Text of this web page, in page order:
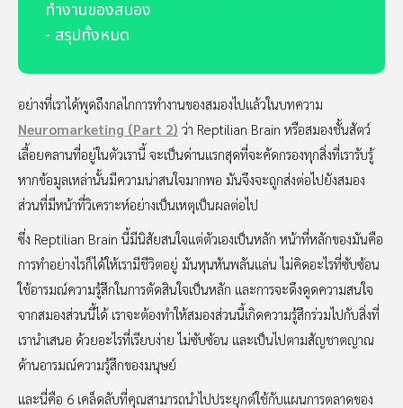
ทำงานของสมอง
- สรุปทั้งหมด
อย่างที่เราได้พูดถึงกลไกการทำงานของสมองไปแล้วในบทความ
Neuromarketing (Part 2) ว่า Reptilian Brain หรือสมองชั้นสัตว์
เลื้อยคลานที่อยู่ในตัวเรานี้ จะเป็นด่านแรกสุดที่จะคัดกรองทุกสิ่งที่เรารับรู้
หากข้อมูลเหล่านั้นมีความน่าสนใจมากพอ มันจึงจะถูกส่งต่อไปยังสมอง
ส่วนที่มีหน้าที่วิเคราะห์อย่างเป็นเหตุเป็นผลต่อไป
ซึ่ง Reptilian Brain นี้มีนิสัยสนใจแต่ตัวเองเป็นหลัก หน้าที่หลักของมันคือ
การทำอย่างไรก็ได้ให้เรามีชีวิตอยู่ มันหุนหันพลันแล่น ไม่คิดอะไรที่ซับซ้อน
ใช้อารมณ์ความรู้สึกในการตัดสินใจเป็นหลัก และการจะดึงดูดความสนใจ
จากสมองส่วนนี้ได้ เราจะต้องทำให้สมองส่วนนี้เกิดความรู้สึกร่วมไปกับสิ่งที่
เรานำเสนอ ด้วยอะไรที่เรียบง่าย ไม่ซับซ้อน และเป็นไปตามสัญชาตญาณ
ด้านอารมณ์ความรู้สึกของมนุษย์
และนี่คือ 6 เคล็ดลับที่คุณสามารถนำไปประยุกต์ใช้กับแผนการตลาดของ